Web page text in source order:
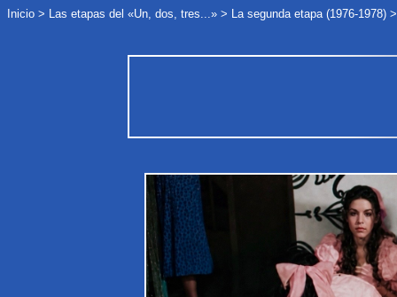
Inicio > Las etapas del «Un, dos, tres...» > La segunda etapa (1976-1978)